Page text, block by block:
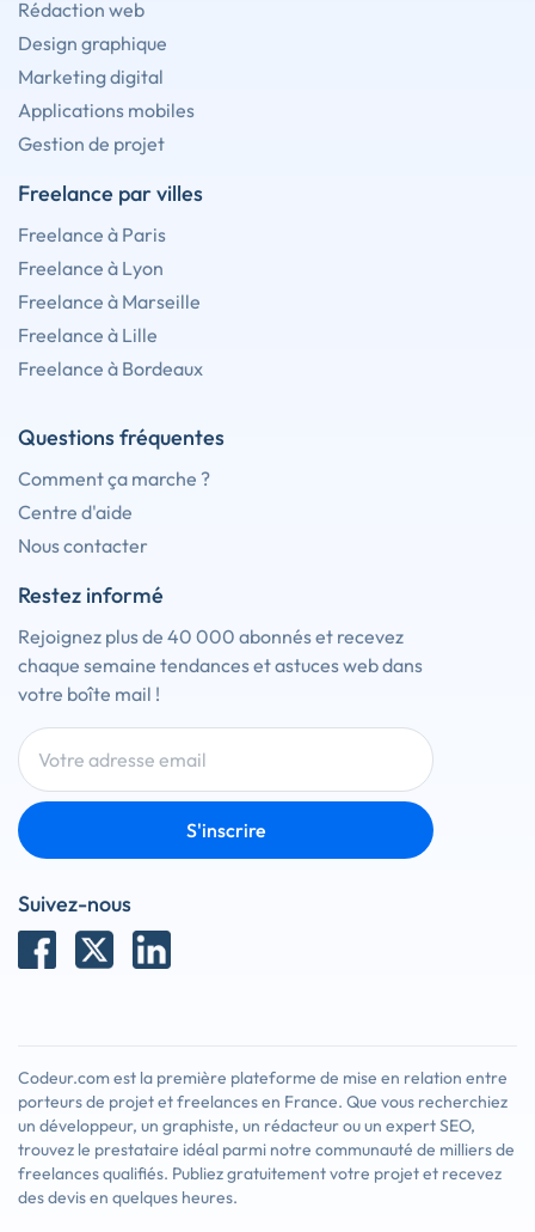
Rédaction web
Design graphique
Marketing digital
Applications mobiles
Gestion de projet
Freelance par villes
Freelance à Paris
Freelance à Lyon
Freelance à Marseille
Freelance à Lille
Freelance à Bordeaux
Questions fréquentes
Comment ça marche ?
Centre d'aide
Nous contacter
Restez informé
Rejoignez plus de 40 000 abonnés et recevez
chaque semaine tendances et astuces web dans
votre boîte mail !
S'inscrire
Suivez-nous
Codeur.com est la première plateforme de mise en relation entre
porteurs de projet et freelances en France. Que vous recherchiez
un développeur, un graphiste, un rédacteur ou un expert SEO,
trouvez le prestataire idéal parmi notre communauté de milliers de
freelances qualifiés. Publiez gratuitement votre projet et recevez
des devis en quelques heures.